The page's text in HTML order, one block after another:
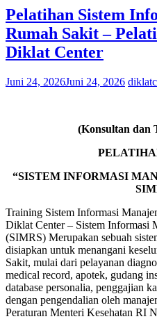
Pelatihan Sistem
Rumah Sakit –
Diklat Center
Juni 24, 2026Juni 24, 2026
(Konsultan dan
“SISTEM INFORMASI
Training Sistem Informasi
Diklat Center – Sistem Informasi
(SIMRS) Merupakan sebuah
disiapkan untuk menangani
Sakit, mulai dari pelayanan
medical record, apotek, gudang
database personalia, penggajian
dengan pengendalian oleh
Peraturan Menteri Kesehatan RI